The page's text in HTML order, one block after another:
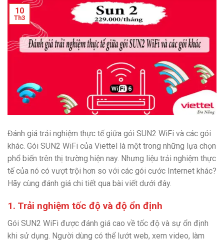
10
Th3
Đánh giá trải nghiệm thực tế giữa gói SUN2 WiFi và các gói
khác. Gói SUN2 WiFi của Viettel là một trong những lựa chọn
phổ biến trên thị trường hiện nay. Nhưng liệu trải nghiệm thực
tế của nó có vượt trội hơn so với các gói cước Internet khác?
Hãy cùng đánh giá chi tiết qua bài viết dưới đây.
1. Trải nghiệm tốc độ và độ ổn định
Gói SUN2 WiFi được đánh giá cao về tốc độ và sự ổn định
khi sử dụng. Người dùng có thể lướt web, xem video, làm